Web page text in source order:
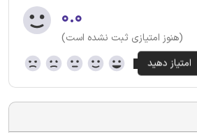
۰.۰
(هنوز امتیازی ثبت نشده است)